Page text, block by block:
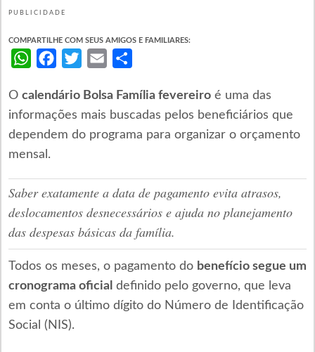
PUBLICIDADE
COMPARTILHE COM SEUS AMIGOS E FAMILIARES:
WhatsAppFacebookTwitterEmail
O calendário Bolsa Família fevereiroé uma das
informações mais buscadas pelos beneficiários que
dependem do programa para organizar o orçamento
mensal.
Saber exatamente a data de pagamento evita atrasos,
deslocamentos desnecessários e ajuda no planejamento
das despesas básicas da família.
Todos os meses, o pagamento do benefício segue um
cronograma oficial definido pelo governo, que leva
em conta o último dígito do Número de Identificação
Social (NIS).